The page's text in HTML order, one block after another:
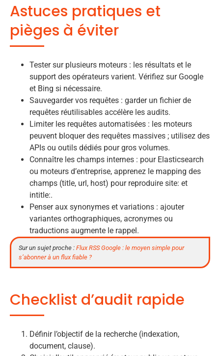
Astuces pratiques et
pièges à éviter
Tester sur plusieurs moteurs : les résultats et le
support des opérateurs varient. Vérifiez sur Google
et Bing si nécessaire.
Sauvegarder vos requêtes : garder un fichier de
requêtes réutilisables accélère les audits.
Limiter les requêtes automatisées : les moteurs
peuvent bloquer des requêtes massives ; utilisez des
APIs ou outils dédiés pour gros volumes.
Connaître les champs internes : pour Elasticsearch
ou moteurs d’entreprise, apprenez le mapping des
champs (title, url, host) pour reproduire site: et
intitle:.
Penser aux synonymes et variations : ajouter
variantes orthographiques, acronymes ou
traductions augmente le rappel.
Sur un sujet proche : Flux RSS Google : le moyen simple pour
s’abonner à un flux fiable ?
Checklist d’audit rapide
Définir l’objectif de la recherche (indexation,
document, clause).